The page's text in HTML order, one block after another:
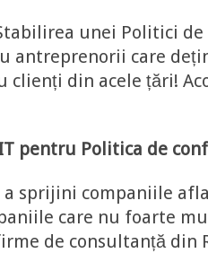
unei Politici de
antreprenorii care
clienți din acele țări!
pentru Politica de
a sprijini companiile
care nu foarte
de consultanță din